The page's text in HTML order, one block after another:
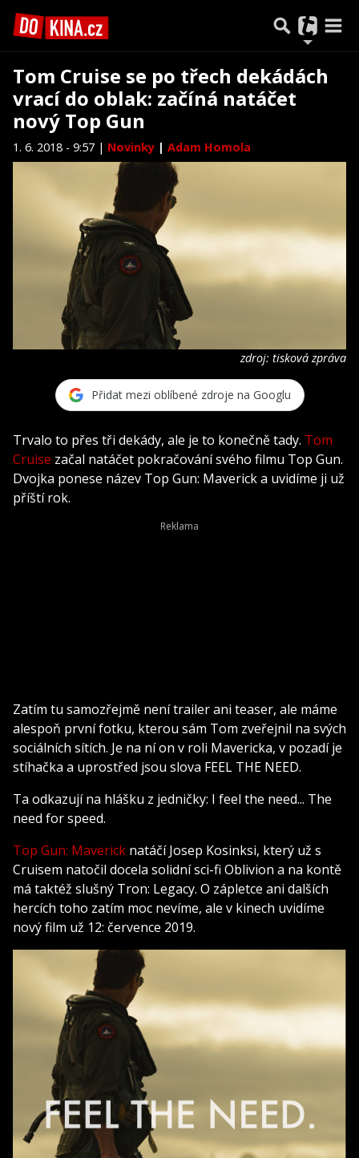
Tom Cruise se po třech dekádách
vrací do oblak: začíná natáčet
nový Top Gun
1. 6. 2018 - 9:57 | Novinky | Adam Homola
zdroj: tisková zpráva
Přidat mezi oblíbené zdroje na Googlu
Trvalo to přes tři dekády, ale je to konečně tady. Tom
Cruise začal natáčet pokračování svého filmu Top Gun.
Dvojka ponese název Top Gun: Maverick a uvidíme ji už
příští rok.
Zatím tu samozřejmě není trailer ani teaser, ale máme
alespoň první fotku, kterou sám Tom zveřejnil na svých
sociálních sítích. Je na ní on v roli Mavericka, v pozadí je
stíhačka a uprostřed jsou slova FEEL THE NEED.
Ta odkazují na hlášku z jedničky: I feel the need... The
need for speed.
Top Gun: Maverick natáčí Josep Kosinksi, který už s
Cruisem natočil docela solidní sci-fi Oblivion a na kontě
má taktéž slušný Tron: Legacy. O zápletce ani dalších
hercích toho zatím moc nevíme, ale v kinech uvidíme
nový film už 12: července 2019.